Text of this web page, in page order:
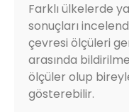
Farklı ülkelerde
sonuçları
çevresi ölçüleri
arasında
ölçüler olup
gösterebilir.